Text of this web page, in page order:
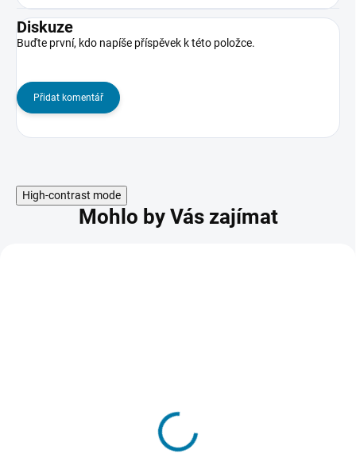
Diskuze
Buďte první, kdo napíše příspěvek k této položce.
Přidat komentář
High-contrast mode
Mohlo by Vás zajímat